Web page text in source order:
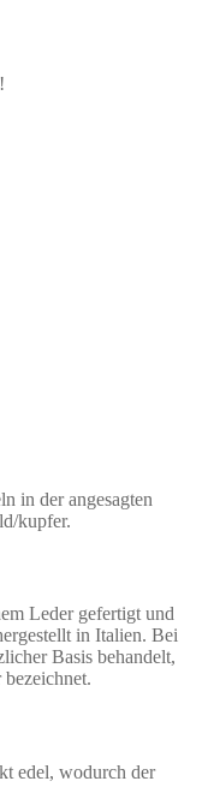
in der angesagten
kupfer.
Leder gefertigt und
in Italien. Bei
Basis behandelt,
edel, wodurch der